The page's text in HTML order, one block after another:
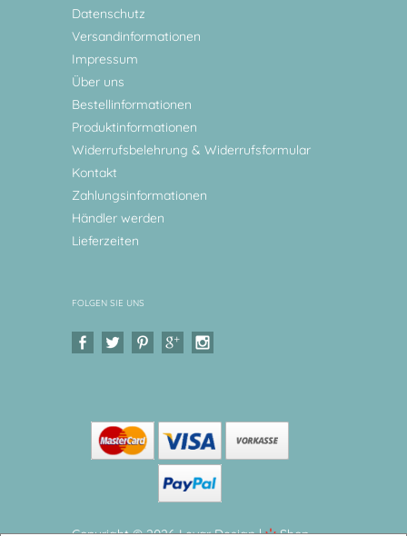
Datenschutz
Versandinformationen
Impressum
Über uns
Bestellinformationen
Produktinformationen
Widerrufsbelehrung & Widerrufsformular
Kontakt
Zahlungsinformationen
Händler werden
Lieferzeiten
FOLGEN SIE UNS